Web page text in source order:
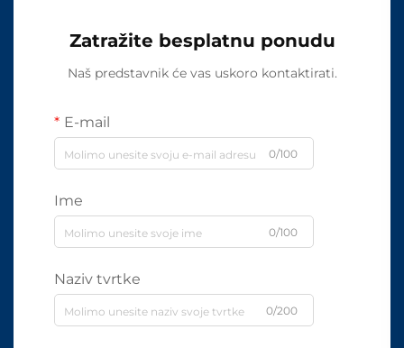
Zatražite besplatnu ponudu
Naš predstavnik će vas uskoro kontaktirati.
E-mail
0/100
Ime
0/100
Naziv tvrtke
0/200